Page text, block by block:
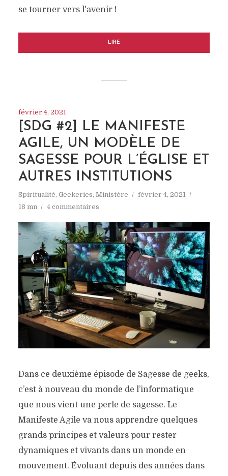
se tourner vers l'avenir !
LIRE
février 4, 2021
[SDG #2] LE MANIFESTE
AGILE, UN MODÈLE DE
SAGESSE POUR L’ÉGLISE ET
AUTRES INSTITUTIONS
Spiritualité, Geekeries, Ministère
février 4, 2021
18 mn
4 commentaires
Dans ce deuxième épisode de Sagesse de geeks,
c’est à nouveau du monde de l’informatique
que nous vient une perle de sagesse. Le
Manifeste Agile va nous apprendre quelques
grands principes et valeurs pour rester
dynamiques et vivants dans un monde en
mouvement. Évoluant depuis des années dans